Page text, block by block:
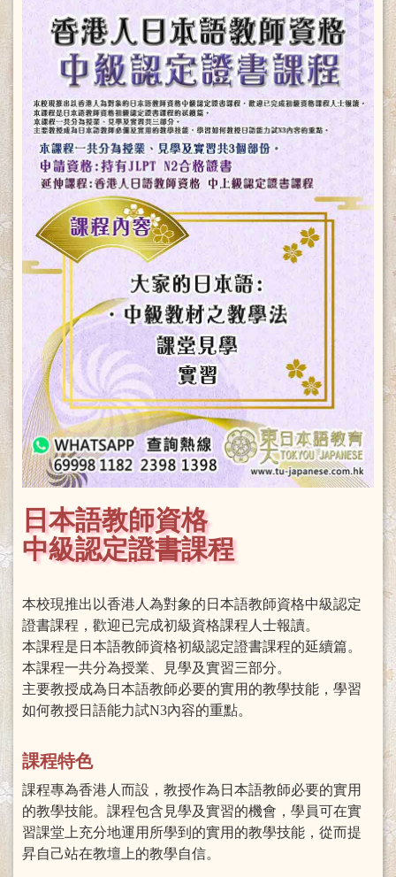
日本語教師資格
中級認定證書課程
本校現推出以香港人為對象的日本語教師資格中級認定
證書課程，歡迎已完成初級資格課程人士報讀。
本課程是日本語教師資格初級認定證書課程的延續篇。
本課程一共分為授業、見學及實習三部分。
主要教授成為日本語教師必要的實用的教學技能，學習
如何教授日語能力試N3內容的重點。
課程特色
課程專為香港人而設，教授作為日本語教師必要的實用
的教學技能。課程包含見學及實習的機會，學員可在實
習課堂上充分地運用所學到的實用的教學技能，從而提
昇自己站在教壇上的教學自信。